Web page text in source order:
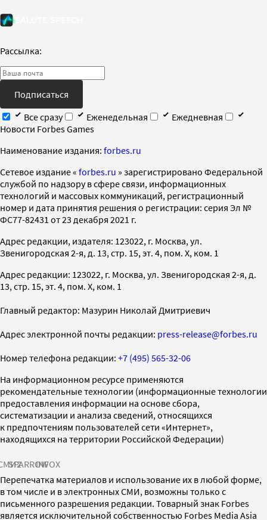
Рассылка:
Подписаться
Все сразу
Еженедельная
Ежедневная
Новости Forbes Games
Наименование издания: forbes.ru
Cетевое издание « forbes.ru » зарегистрировано Федеральной
службой по надзору в сфере связи, информационных
технологий и массовых коммуникаций, регистрационный
номер и дата принятия решения о регистрации: серия Эл №
ФС77-82431 от 23 декабря 2021 г.
Адрес редакции, издателя: 123022, г. Москва, ул.
Звенигородская 2-я, д. 13, стр. 15, эт. 4, пом. X, ком. 1
Адрес редакции: 123022, г. Москва, ул. Звенигородская 2-я, д.
13, стр. 15, эт. 4, пом. X, ком. 1
Главный редактор: Мазурин Николай Дмитриевич
Адрес электронной почты редакции: press-release@forbes.ru
Номер телефона редакции: +7 (495) 565-32-06
На информационном ресурсе применяются
рекомендательные технологии (информационные технологии
предоставления информации на основе сбора,
систематизации и анализа сведений, относящихся
к предпочтениям пользователей сети «Интернет»,
находящихся на территории Российской Федерации)
SPARROWINFOX
Перепечатка материалов и использование их в любой форме,
в том числе и в электронных СМИ, возможны только с
письменного разрешения редакции. Товарный знак Forbes
является исключительной собственностью Forbes Media Asia